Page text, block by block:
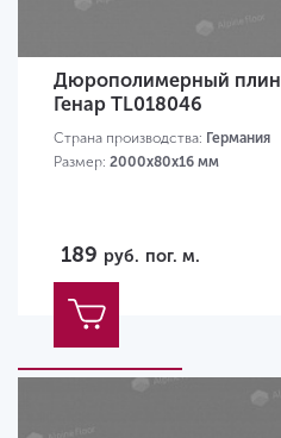
Дюрополимерный
Генар TL018046
Страна производства: Германия
Размер: 2000х80x16 мм
189 руб. пог. м.